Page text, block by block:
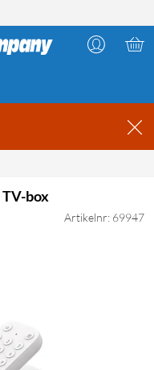
TV-BOX
TV-box
Artikelnr: 69947